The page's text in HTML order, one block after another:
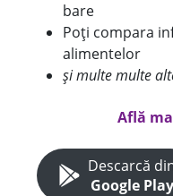
bare
Poți compara
alimentelor
și multe multe
Află
Descarcă
Google Play